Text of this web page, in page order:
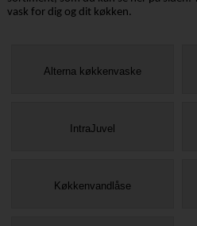
vask for dig og dit køkken.
Alterna køkkenvaske
IntraJuvel
Køkkenvandlåse